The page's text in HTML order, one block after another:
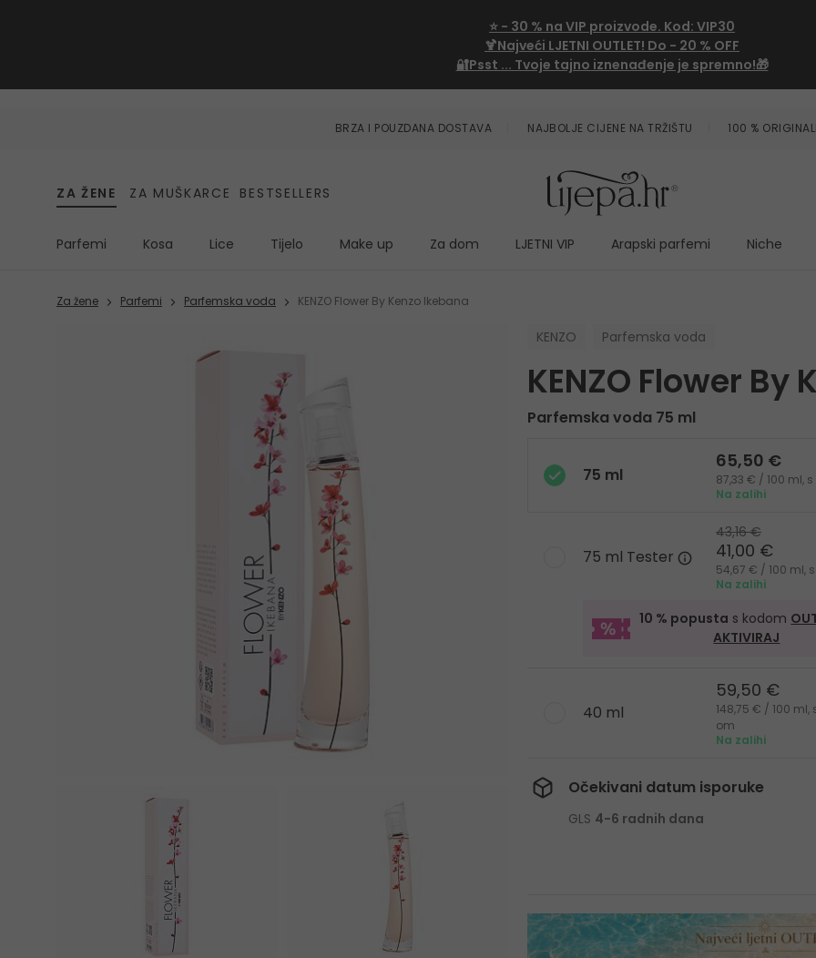
⭐ - 30 % na VIP proizvode. Kod: VIP30
🍹Najveći LJETNI OUTLET! Do - 20 % OFF
🔐Psst ... Tvoje tajno iznenađenje je spremno!🎁
BRZA I POUZDANA DOSTAVA NAJBOLJE CIJENE NA TRŽIŠTU 100 %
ZA ŽENE ZA MUŠKARCE BESTSELLERS
Parfemi Kosa Lice Tijelo Make up Za dom LJETNI VIP Arapski parfemi Niche
Za žene Parfemi Parfemska voda KENZO Flower By Kenzo Ikebana
KENZO Parfemska voda
KENZO Flower By
Parfemska voda 75 ml
75 ml
65,50 €
87,33 € / 100 ml,
Na zalihi
75 ml Tester
43,16 €
41,00 €
54,67 € / 100 ml,
Na zalihi
10 % popusta s kodom
AKTIVIRAJ
40 ml
59,50 €
148,75 € / 100 ml,
om
Na zalihi
Očekivani datum isporuke
GLS 4-6 radnih dana